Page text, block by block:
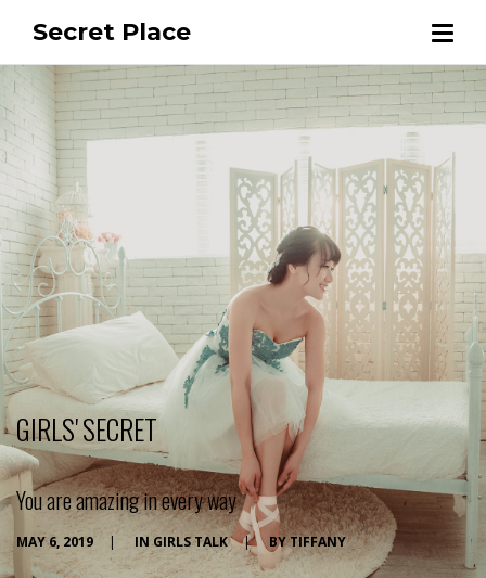
Secret Place
GIRLS' SECRET
You are amazing in every way
MAY 6, 2019 | INGIRLS TALK | BYTIFFANY